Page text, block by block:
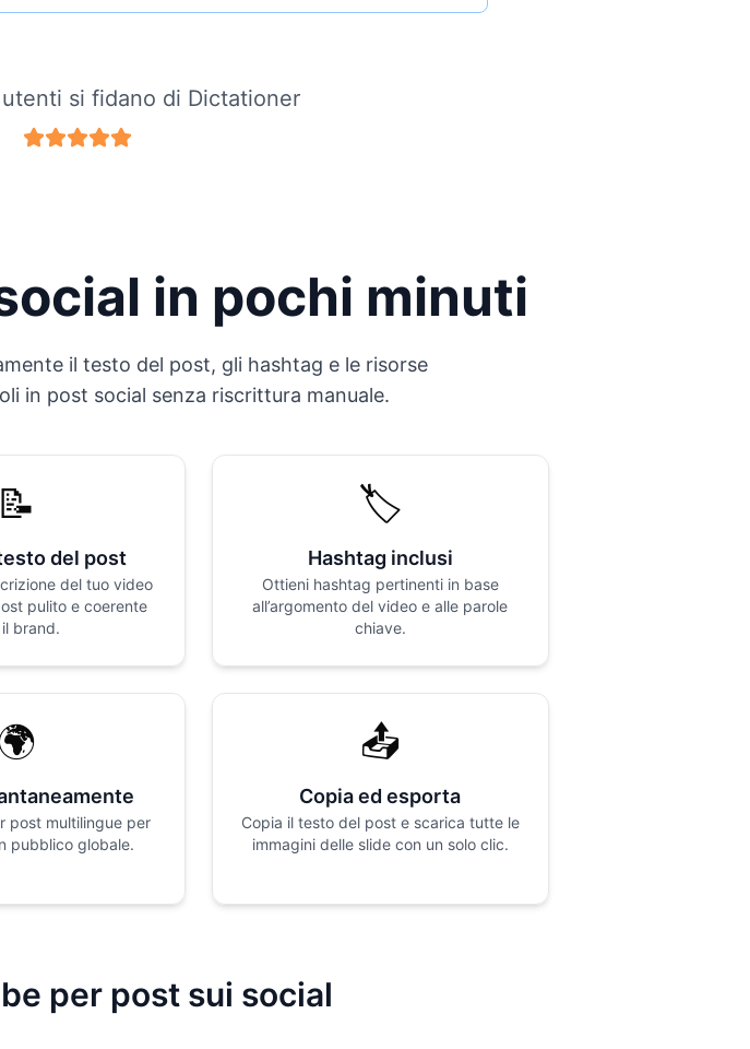
si fidano di Dictationer
in pochi minuti
il testo del post, gli hashtag e le risorse
in post social senza riscrittura manuale.
📝
del post
del tuo video
pulito e coerente
brand.
🏷️
Hashtag inclusi
Ottieni hashtag pertinenti in base
all’argomento del video e alle parole
chiave.
🌍
post multilingue per
pubblico globale.
📤
Copia ed esporta
Copia il testo del post e scarica tutte le
immagini delle slide con un solo clic.
per post sui social